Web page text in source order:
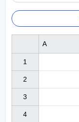
1
2
3
4
A